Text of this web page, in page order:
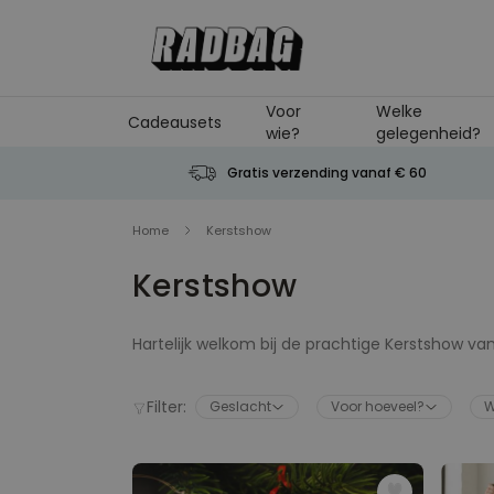
Cadeausets
Voor
wie?
Welke
gelegenheid?
Gratis verzending vanaf € 60
Home Kerstshow
Kerstshow
Hartelijk welkom bij de prachtige Kerstshow
cadeaus die eronder liggen. We laten niets
Filter: Geslacht Voor hoeveel?